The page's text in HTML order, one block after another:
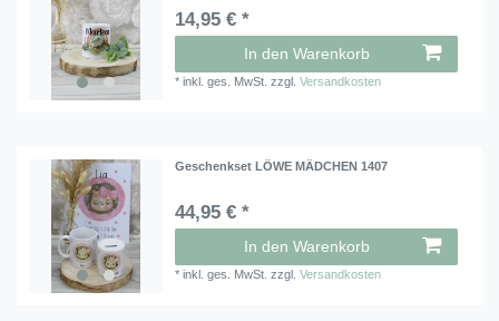
14,95 € *
In den Warenkorb
*inkl. ges. MwSt. zzgl.Versandkosten
Geschenkset LÖWE MÄDCHEN 1407
44,95 € *
In den Warenkorb
*inkl. ges. MwSt. zzgl.Versandkosten